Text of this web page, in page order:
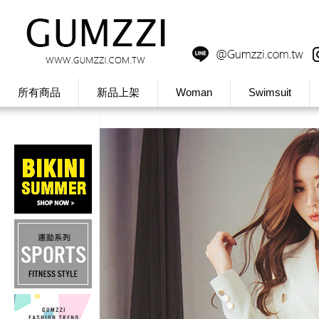
所有商品 新品上架 Woman Swimsuit